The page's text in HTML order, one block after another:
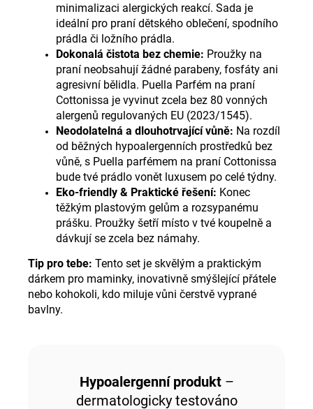
minimalizaci alergických reakcí. Sada je
ideální pro praní dětského oblečení, spodního
prádla či ložního prádla.
Dokonalá čistota bez chemie: Proužky na
praní neobsahují žádné parabeny, fosfáty ani
agresivní bělidla. Puella Parfém na praní
Cottonissa je vyvinut zcela bez 80 vonných
alergenů regulovaných EU (2023/1545).
Neodolatelná a dlouhotrvající vůně: Na rozdíl
od běžných hypoalergenních prostředků bez
vůně, s Puella parfémem na praní Cottonissa
bude tvé prádlo vonět luxusem po celé týdny.
Eko-friendly & Praktické řešení: Konec
těžkým plastovým gelům a rozsypanému
prášku. Proužky šetří místo v tvé koupelně a
dávkují se zcela bez námahy.
Tip pro tebe: Tento set je skvělým a praktickým
dárkem pro maminky, inovativně smýšlející přátele
nebo kohokoli, kdo miluje vůni čerstvě vyprané
bavlny.
Hypoalergenní produkt–
dermatologicky testováno